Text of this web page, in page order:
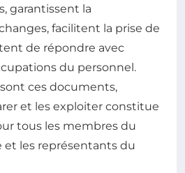
garantissent la
facilitent la prise de
de répondre avec
du personnel.
ces documents,
et les exploiter constitue
tous les membres du
et les représentants du